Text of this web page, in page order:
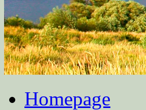
Homepage